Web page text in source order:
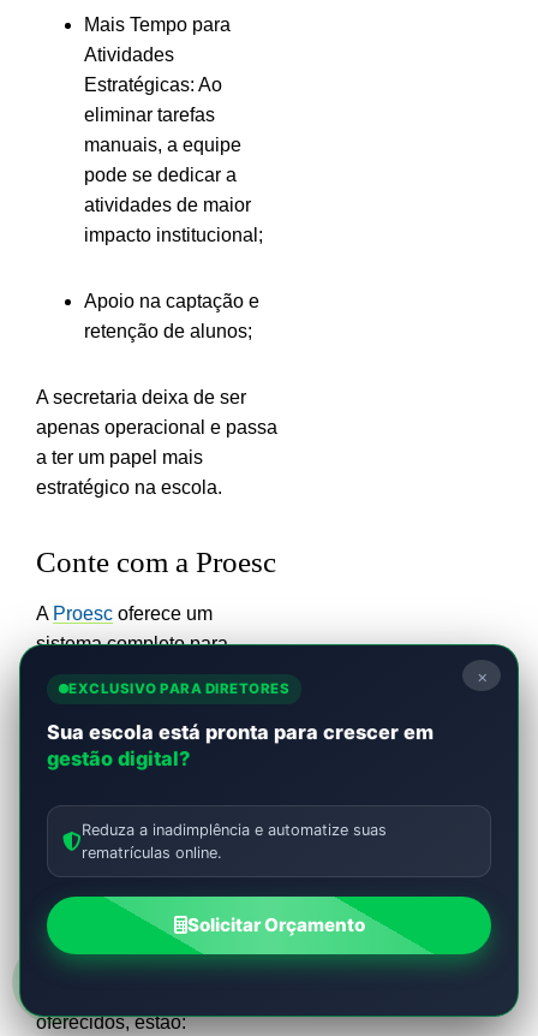
Mais Tempo para
Atividades
Estratégicas: Ao
eliminar tarefas
manuais, a equipe
pode se dedicar a
atividades de maior
impacto institucional;
Apoio na captação e
retenção de alunos;
A secretaria deixa de ser
apenas operacional e passa
a ter um papel mais
estratégico na escola.
Conte com a Proesc
A Proesc oferece um
sistema completo para
facilitar todas as atribuições
da secretaria escolar.
Com uma plataforma
possível integrar diversos
setores da instituição,
automatizando processos e
elevando o nível de
organização da escola.
oferecidos, estão:
×
EXCLUSIVO PARA DIRETORES
Sua escola está pronta para crescer em
gestão digital?
Reduza a inadimplência e automatize suas
rematrículas online.
Solicitar Orçamento